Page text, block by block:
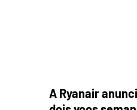
A Ryanair